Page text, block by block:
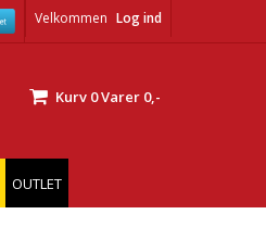
Velkommen Log ind
Kurv 0Varer 0,-
OUTLET